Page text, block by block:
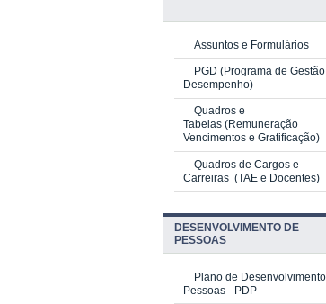
Assuntos e Formulários
PGD (Programa de Gestão
Desempenho)
Quadros e
Tabelas (Remuneração
Vencimentos e Gratificação)
Quadros de Cargos e
Carreiras (TAE e Docentes)
DESENVOLVIMENTO DE
PESSOAS
Plano de
Pessoas - PDP